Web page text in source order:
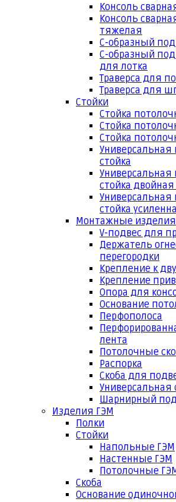
Консоль
Консоль
тяжелая
С-образный
С-образный
для лотка
Траверса для
Траверса для
Стойки
Стойка
Стойка
Стойка
Универсальная
стойка
Универсальная
стойка
Универсальная
стойка
Монтажные изделия
V-подвес для
Держатель
перегородки
Крепление к
Крепление
Опора для
Основание
Перфополоса
лента
Потолочные
Распорка
Скоба для
Универсальная
Шарнирный
Изделия ГЭМ
Полки
Стойки
Напольные ГЭМ
Настенные ГЭМ
Потолочные
Скоба
Основание